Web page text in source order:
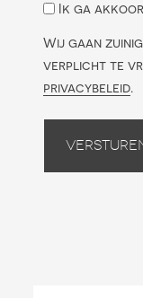
Ik ga
Wij gaan
verplicht te
privacybeleid.